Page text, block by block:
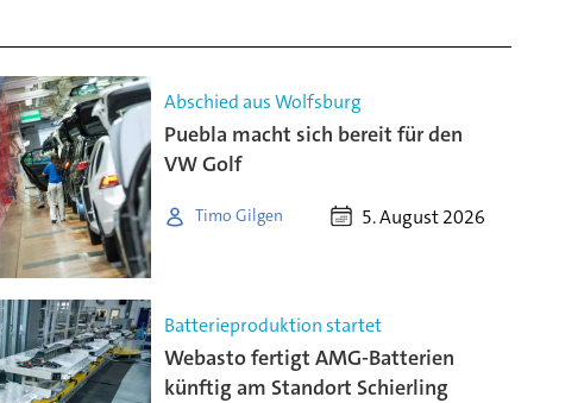
Abschied aus Wolfsburg
Puebla macht sich bereit für den
VW Golf
Timo Gilgen 5. August 2026
Batterieproduktion startet
Webasto fertigt AMG-Batterien
künftig am Standort Schierling